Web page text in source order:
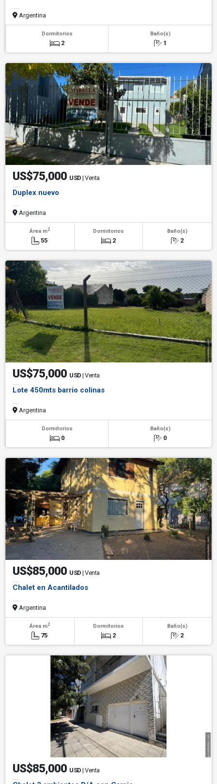
Argentina
Dormitorios
2
Baño(s)
1
US$75,000 USD | Venta
Duplex nuevo
Argentina
Área m2
55
Dormitorios
2
Baño(s)
2
US$75,000 USD | Venta
Lote 450mts barrio colinas
Argentina
Dormitorios
0
Baño(s)
0
US$85,000 USD | Venta
Chalet en Acantilados
Argentina
Área m2
75
Dormitorios
2
Baño(s)
2
US$85,000 USD | Venta